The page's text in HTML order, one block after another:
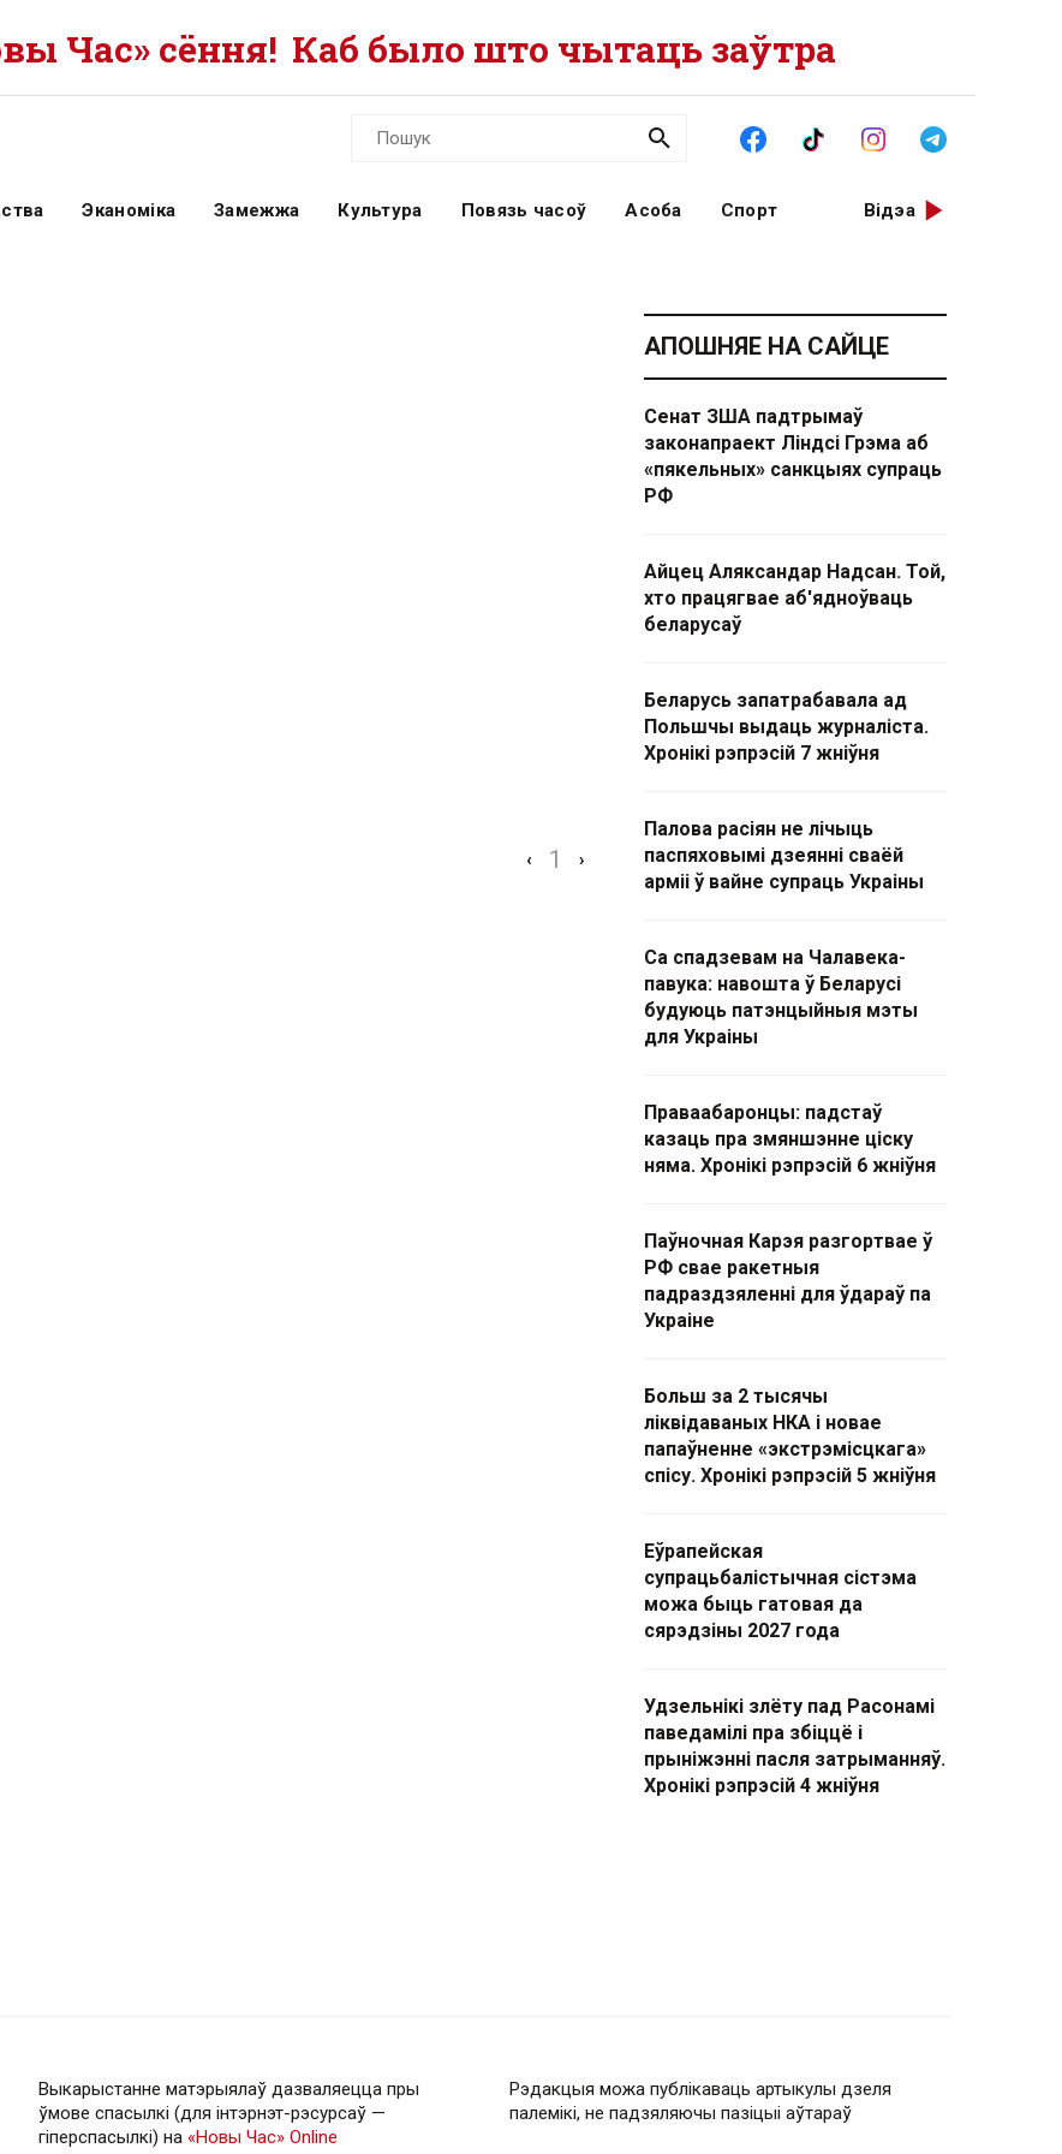
Час» сёння! Каб было што чытаць заўтра
Эканоміка Замежжа Культура Повязь часоў Асоба Спорт Відэа
‹ 1 ›
АПОШНЯЕ НА САЙЦЕ
Сенат ЗША падтрымаў
законапраект Ліндсі Грэма аб
«пякельных» санкцыях супраць
РФ
Айцец Аляксандар Надсан. Той,
хто працягвае аб'ядноўваць
беларусаў
Беларусь запатрабавала ад
Польшчы выдаць журналіста.
Хронікі рэпрэсій 7 жніўня
Палова расіян не лічыць
паспяховымі дзеянні сваёй
арміі ў вайне супраць Украіны
Са спадзевам на Чалавека-
павука: навошта ў Беларусі
будуюць патэнцыйныя мэты
для Украіны
Праваабаронцы: падстаў
казаць пра змяншэнне ціску
няма. Хронікі рэпрэсій 6 жніўня
Паўночная Карэя разгортвае ў
РФ свае ракетныя
падраздзяленні для ўдараў па
Украіне
Больш за 2 тысячы
ліквідаваных НКА і новае
папаўненне «экстрэмісцкага»
спісу. Хронікі рэпрэсій 5 жніўня
Еўрапейская
супрацьбалістычная сістэма
можа быць гатовая да
сярэдзіны 2027 года
Удзельнікі злёту пад Расонамі
паведамілі пра збіццё і
прыніжэнні пасля затрыманняў.
Хронікі рэпрэсій 4 жніўня
Выкарыстанне матэрыялаў дазваляецца пры
ўмове спасылкі (для інтэрнэт-рэсурсаў —
гiперспасылкi) на «Новы Час» Online
Рэдакцыя можа публікаваць артыкулы дзеля
палемікі, не падзяляючы пазіцыі аўтараў